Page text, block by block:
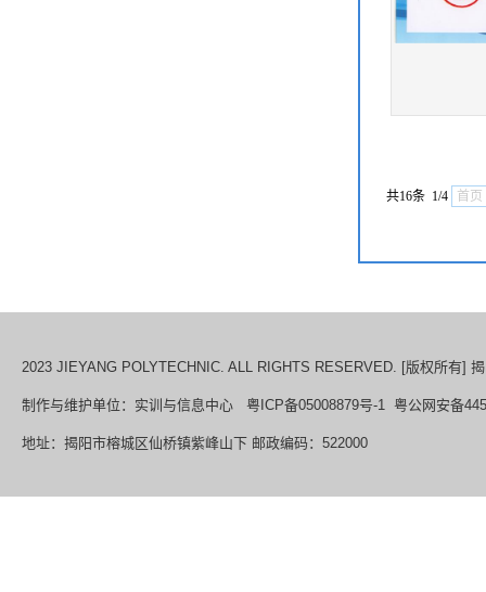
共16条 1/4 首页
2023 JIEYANG POLYTECHNIC. ALL RIGHTS RESERVED. [版权所有]
制作与维护单位：实训与信息中心 粤ICP备05008879号-1 粤公网安备
地址：揭阳市榕城区仙桥镇紫峰山下 邮政编码：522000